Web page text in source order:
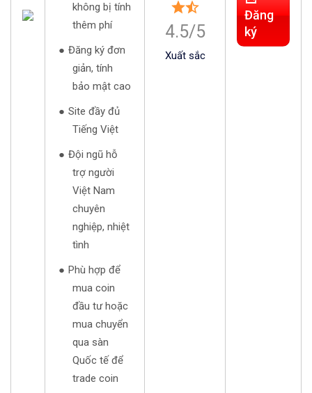
không bị tính
thêm phí
Đăng ký đơn
giản, tính
bảo mật cao
Site đầy đủ
Tiếng Việt
Đội ngũ hỗ
trợ người
Việt Nam
chuyên
nghiệp, nhiệt
tình
Phù hợp để
mua coin
đầu tư hoặc
mua chuyển
qua sàn
Quốc tế để
trade coin
4.5/5
Xuất sắc
Đăng
ký